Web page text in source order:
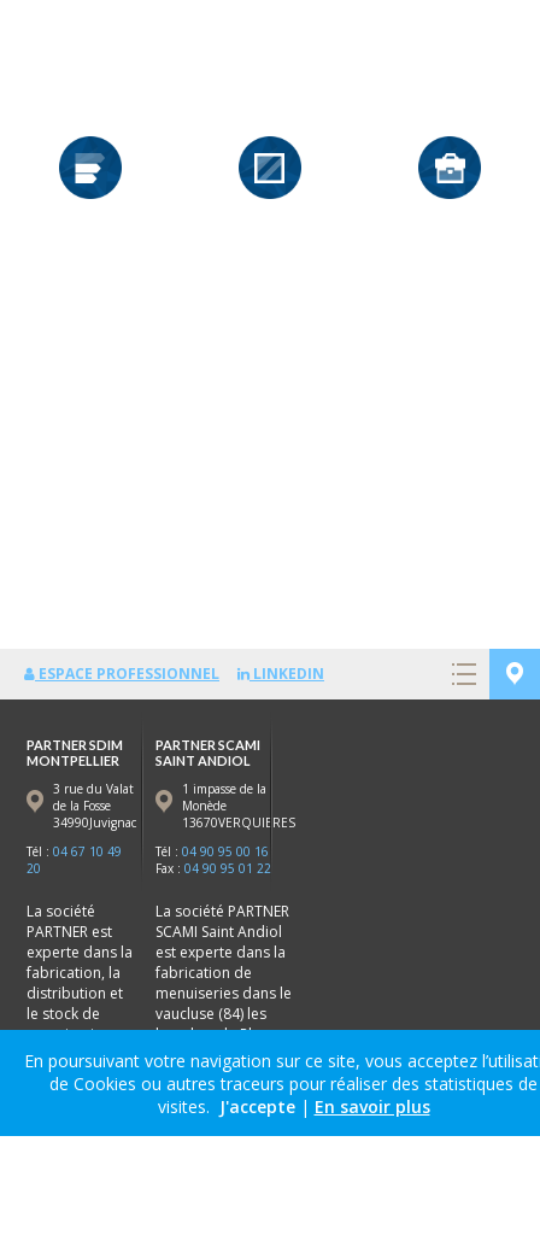
ESPACE PROFESSIONNEL LINKEDIN
PARTNER SDIM
MONTPELLIER
3 rue du Valat
de la Fosse
34990Juvignac
Tél :04 67 10 49
20
La société
PARTNER est
experte dans la
fabrication, la
distribution et
le stock de
menuiseries en
hérault (34)
dans la région
Montpellier:
Sète,Juvignac,
PARTNER SCAMI
SAINT ANDIOL
1 impasse de la
Monède
13670VERQUIERES
Tél :04 90 95 00 16
Fax :04 90 95 01 22
La société PARTNER
SCAMI Saint Andiol
est experte dans la
fabrication de
menuiseries dans le
vaucluse (84) les
bouches du Rhone
(13) :Avignon,Saint-
Andiol
Cavaillon
Salon de Provence.
En poursuivant votre navigation sur ce site, vous acceptez
de Cookies ou autres traceurs pour réaliser des statistiques de
visites. J'accepte| En savoir plus